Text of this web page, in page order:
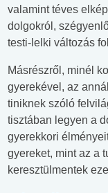
valamint téves
dolgokról,
testi-lelki változás
Másrészről, minél
gyerekével, az
tiniknek szóló
tisztában legyen a
gyerekkori
gyereket, mint az a
keresztülmentek